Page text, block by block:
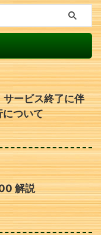
ービス終了に伴
について
解説